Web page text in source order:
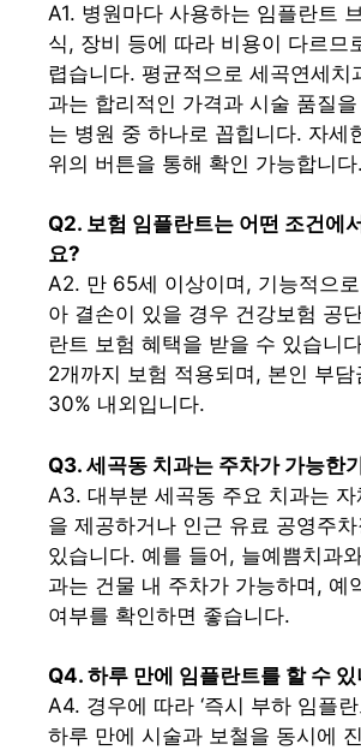
A1. 병원마다 사용하는 임플란트
식, 장비 등에 따라 비용이 다르므
렵습니다. 평균적으로 세곡연세치
과는 합리적인 가격과 시술 품질
는 병원 중 하나로 꼽힙니다. 자세
위의 버튼을 통해 확인 가능합니다.
Q2. 보험 임플란트는 어떤 조건에
요?
A2. 만 65세 이상이며, 기능적으
아 결손이 있을 경우 건강보험 공
란트 보험 혜택을 받을 수 있습니
2개까지 보험 적용되며, 본인 부담
30% 내외입니다.
Q3. 세곡동 치과는 주차가 가능한
A3. 대부분 세곡동 주요 치과는
을 제공하거나 인근 유료 공영주
있습니다. 예를 들어, 늘예쁨치과
과는 건물 내 주차가 가능하며, 예
여부를 확인하면 좋습니다.
Q4. 하루 만에 임플란트를 할 수
A4. 경우에 따라 ‘즉시 부하 임플란
하루 만에 시술과 보철을 동시에